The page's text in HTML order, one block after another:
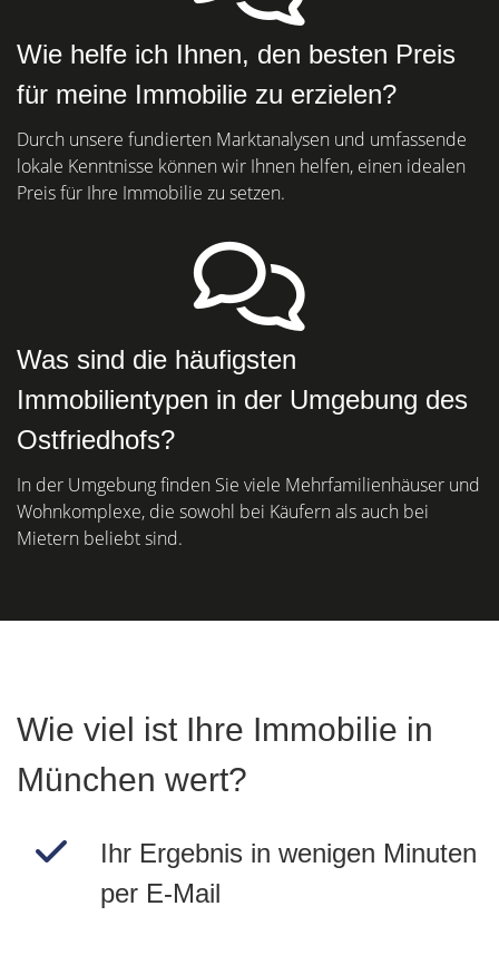
Wie helfe ich Ihnen, den besten Preis
für meine Immobilie zu erzielen?
Durch unsere fundierten Marktanalysen und umfassende
lokale Kenntnisse können wir Ihnen helfen, einen idealen
Preis für Ihre Immobilie zu setzen.
Was sind die häufigsten
Immobilientypen in der Umgebung des
Ostfriedhofs?
In der Umgebung finden Sie viele Mehrfamilienhäuser und
Wohnkomplexe, die sowohl bei Käufern als auch bei
Mietern beliebt sind.
Wie viel ist Ihre Immobilie in
München wert?
Ihr Ergebnis in wenigen Minuten
per E-Mail